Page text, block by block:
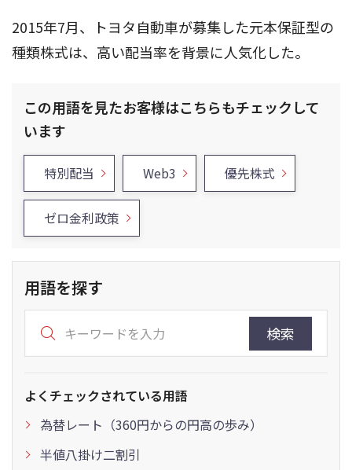
2015年7月、トヨタ自動車が募集した元本保証型の
種類株式は、高い配当率を背景に人気化した。
この用語を見たお客様はこちらもチェックして
います
特別配当 Web3 優先株式
ゼロ金利政策
用語を探す
検索
よくチェックされている用語
為替レート（360円からの円高の歩み）
半値八掛け二割引